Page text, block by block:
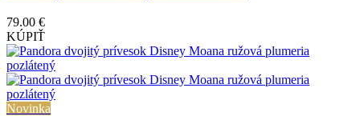
79.00 €
KÚPIŤ
Novinka